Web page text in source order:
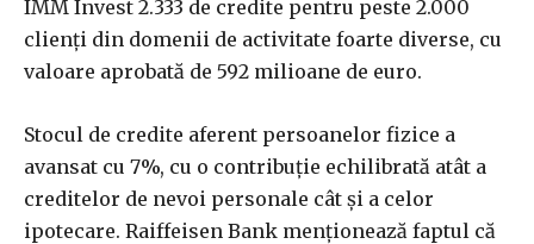
IMM Invest 2.333 de credite pentru peste 2.000
clienţi din domenii de activitate foarte diverse, cu
valoare aprobată de 592 milioane de euro.
Stocul de credite aferent persoanelor fizice a
avansat cu 7%, cu o contribuţie echilibrată atât a
creditelor de nevoi personale cât şi a celor
ipotecare. Raiffeisen Bank menţionează faptul că